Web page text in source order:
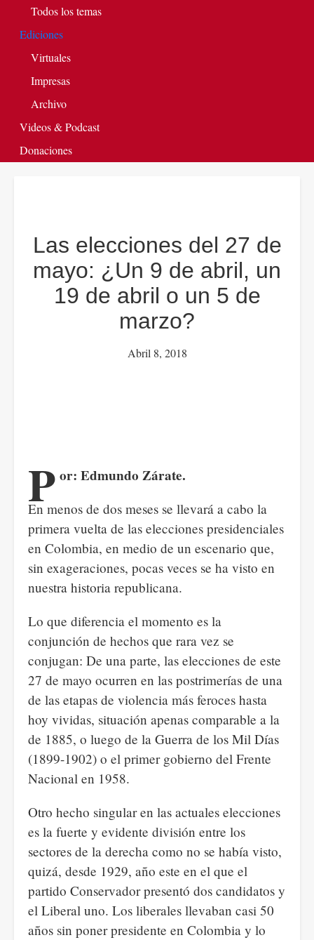
Todos los temas
Ediciones
Virtuales
Impresas
Archivo
Videos & Podcast
Donaciones
Las elecciones del 27 de
mayo: ¿Un 9 de abril, un
19 de abril o un 5 de
marzo?
Abril 8, 2018
P or: Edmundo Zárate.
En menos de dos meses se llevará a cabo la
primera vuelta de las elecciones presidenciales
en Colombia, en medio de un escenario que,
sin exageraciones, pocas veces se ha visto en
nuestra historia republicana.
Lo que diferencia el momento es la
conjunción de hechos que rara vez se
conjugan: De una parte, las elecciones de este
27 de mayo ocurren en las postrimerías de una
de las etapas de violencia más feroces hasta
hoy vividas, situación apenas comparable a la
de 1885, o luego de la Guerra de los Mil Días
(1899-1902) o el primer gobierno del Frente
Nacional en 1958.
Otro hecho singular en las actuales elecciones
es la fuerte y evidente división entre los
sectores de la derecha como no se había visto,
quizá, desde 1929, año este en el que el
partido Conservador presentó dos candidatos y
el Liberal uno. Los liberales llevaban casi 50
años sin poner presidente en Colombia y lo